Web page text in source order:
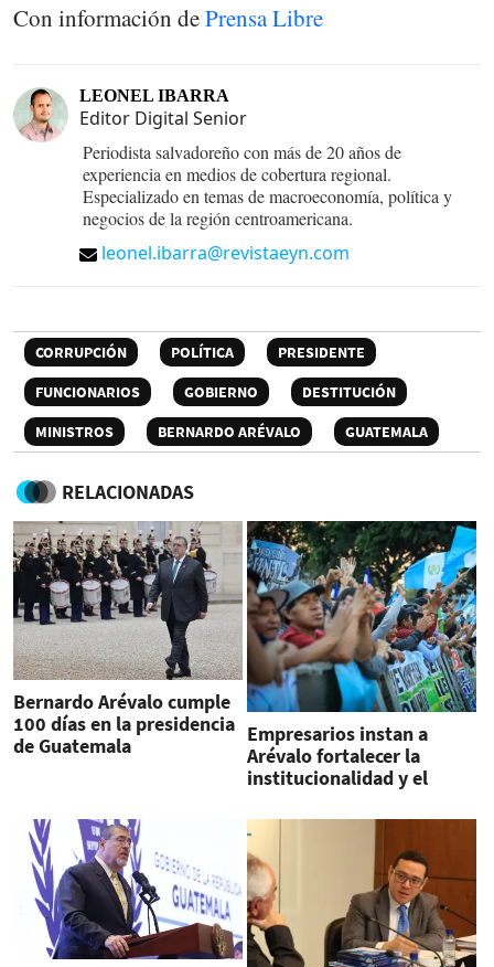
Con información dePrensa Libre
LEONEL IBARRA
Editor Digital Senior
Periodista salvadoreño con más de 20 años de
experiencia en medios de cobertura regional.
Especializado en temas de macroeconomía, política y
negocios de la región centroamericana.
leonel.ibarra@revistaeyn.com
CORRUPCIÓN POLÍTICA
PRESIDENTE
FUNCIONARIOS
GOBIERNO
DESTITUCIÓN
MINISTROS
BERNARDO ARÉVALO GUATEMALA
RELACIONADAS
Bernardo Arévalo cumple
100 días en la presidencia
de Guatemala
Empresarios instan a
Arévalo fortalecer la
institucionalidad y el
Guatemala